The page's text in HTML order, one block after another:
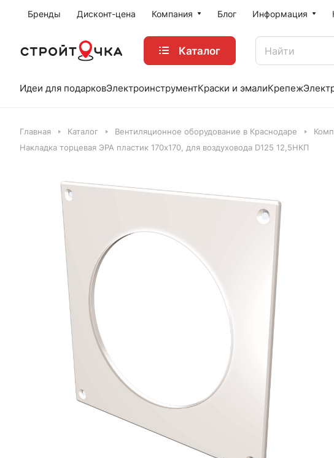
Бренды Дисконт-цена Компания Блог Информация
Каталог
Идеи для подарковЭлектроинструментКраски и эмалиКрепеж
Главная Каталог Вентиляционное оборудование в Краснодаре
Накладка торцевая ЭРА пластик 170х170, для воздуховода D125 12,5НКП